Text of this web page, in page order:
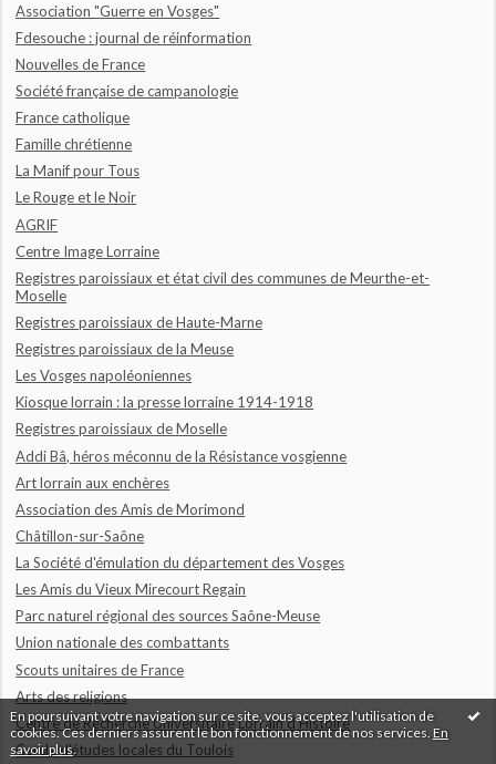
En poursuivant votre navigation sur ce site, vous acceptez l'utilisation de
cookies. Ces derniers assurent le bon fonctionnement de nos services. En
savoir plus.
Association "Guerre en Vosges"
Fdesouche : journal de réinformation
Nouvelles de France
Société française de campanologie
France catholique
Famille chrétienne
La Manif pour Tous
Le Rouge et le Noir
AGRIF
Centre Image Lorraine
Registres paroissiaux et état civil des communes de Meurthe-et-
Moselle
Registres paroissiaux de Haute-Marne
Registres paroissiaux de la Meuse
Les Vosges napoléoniennes
Kiosque lorrain : la presse lorraine 1914-1918
Registres paroissiaux de Moselle
Addi Bâ, héros méconnu de la Résistance vosgienne
Art lorrain aux enchères
Association des Amis de Morimond
Châtillon-sur-Saône
La Société d'émulation du département des Vosges
Les Amis du Vieux Mirecourt Regain
Parc naturel régional des sources Saône-Meuse
Union nationale des combattants
Scouts unitaires de France
Arts des religions
Centre de Recherche Universitaire Lorrain d'Histoire
Cercle d'études locales du Toulois